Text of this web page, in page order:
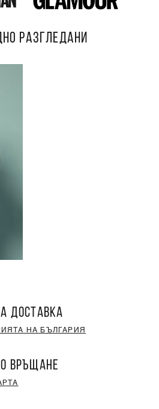
РАЗГЛЕДАНИ
ДОСТАВКА
НА БЪЛГАРИЯ
ВРЪЩАНЕ